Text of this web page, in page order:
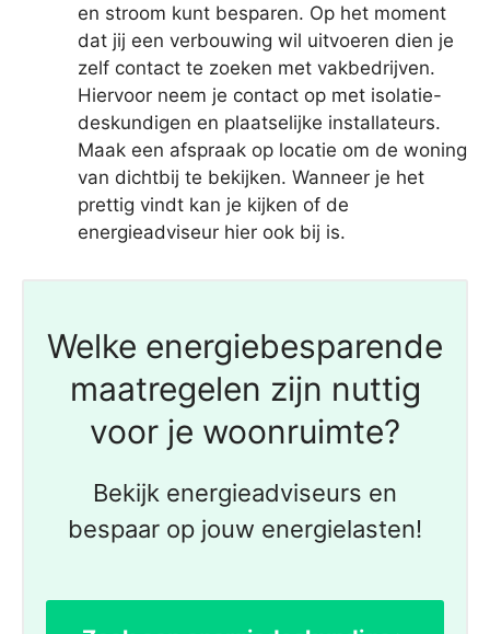
en stroom kunt besparen. Op het moment
dat jij een verbouwing wil uitvoeren dien je
zelf contact te zoeken met vakbedrijven.
Hiervoor neem je contact op met isolatie-
deskundigen en plaatselijke installateurs.
Maak een afspraak op locatie om de woning
van dichtbij te bekijken. Wanneer je het
prettig vindt kan je kijken of de
energieadviseur hier ook bij is.
Welke energiebesparende
maatregelen zijn nuttig
voor je woonruimte?
Bekijk energieadviseurs en
bespaar op jouw energielasten!